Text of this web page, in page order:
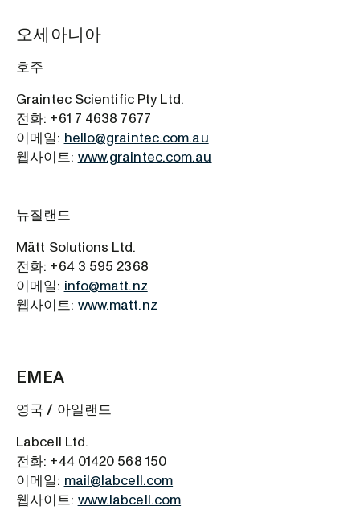
오세아니아
호주
Graintec Scientific Pty Ltd.
전화: +61 7 4638 7677
이메일: hello@graintec.com.au
웹사이트: www.graintec.com.au
뉴질랜드
Mätt Solutions Ltd.
전화: +64 3 595 2368
이메일: info@matt.nz
웹사이트: www.matt.nz
EMEA
영국 / 아일랜드
Labcell Ltd.
전화: +44 01420 568 150
이메일: mail@labcell.com
웹사이트: www.labcell.com